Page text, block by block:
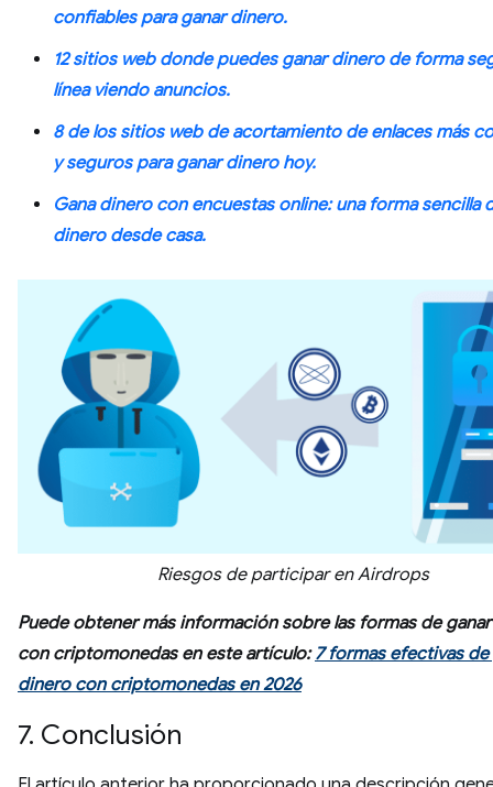
confiables para ganar dinero.
12 sitios web donde puedes ganar dinero de forma
línea viendo anuncios.
8 de los sitios web de acortamiento de enlaces más
y seguros para ganar dinero hoy.
Gana dinero con encuestas online: una forma sencilla
dinero desde casa.
Riesgos de participar en Airdrops
Puede obtener más información sobre las formas de
con criptomonedas en este artículo:7 formas efectivas de
dinero con criptomonedas en 2026
7. Conclusión